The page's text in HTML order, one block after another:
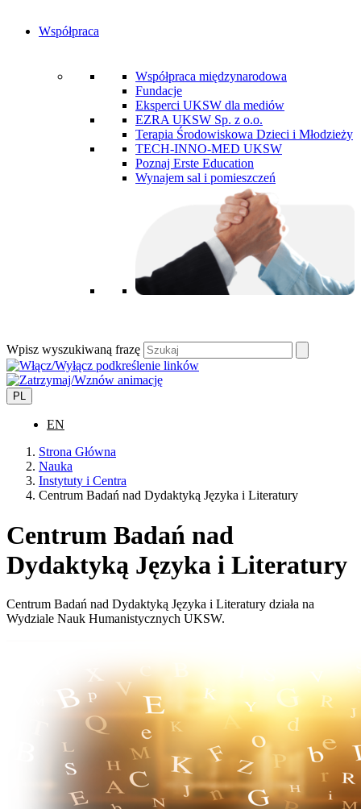
Współpraca
Współpraca międzynarodowa
Fundacje
Eksperci UKSW dla mediów
EZRA UKSW Sp. z o.o.
Terapia Środowiskowa Dzieci i Młodzieży
TECH-INNO-MED UKSW
Poznaj Erste Education
Wynajem sal i pomieszczeń
Wpisz wyszukiwaną frazę
PL
EN
Strona Główna
Nauka
Instytuty i Centra
Centrum Badań nad Dydaktyką Języka i Literatury
Centrum Badań nad
Dydaktyką Języka i Literatury
Centrum Badań nad Dydaktyką Języka i Literatury działa na
Wydziale Nauk Humanistycznych UKSW.